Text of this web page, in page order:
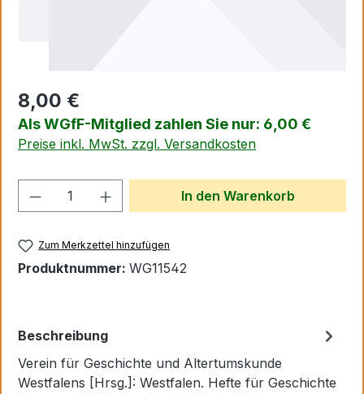
8,00 €
Als WGfF-Mitglied zahlen Sie nur: 6,00 €
Preise inkl. MwSt. zzgl. Versandkosten
Produkt Anzahl: Gib denIn den Warenkorb
Zum Merkzettel hinzufügen
Produktnummer: WG11542
Beschreibung
Verein für Geschichte und Altertumskunde
Westfalens [Hrsg.]: Westfalen. Hefte für Geschichte